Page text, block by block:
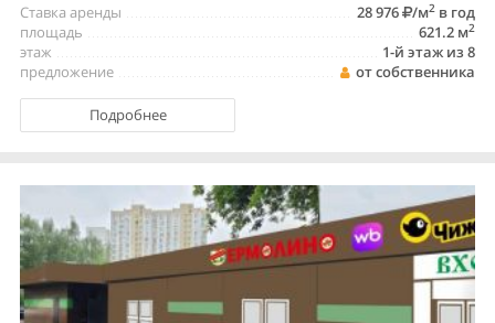
28 976
/м2 в год
Ставка аренды
621.2 м2
площадь
1-й этаж из 8
этаж
от собственника
предложение
Подробнее